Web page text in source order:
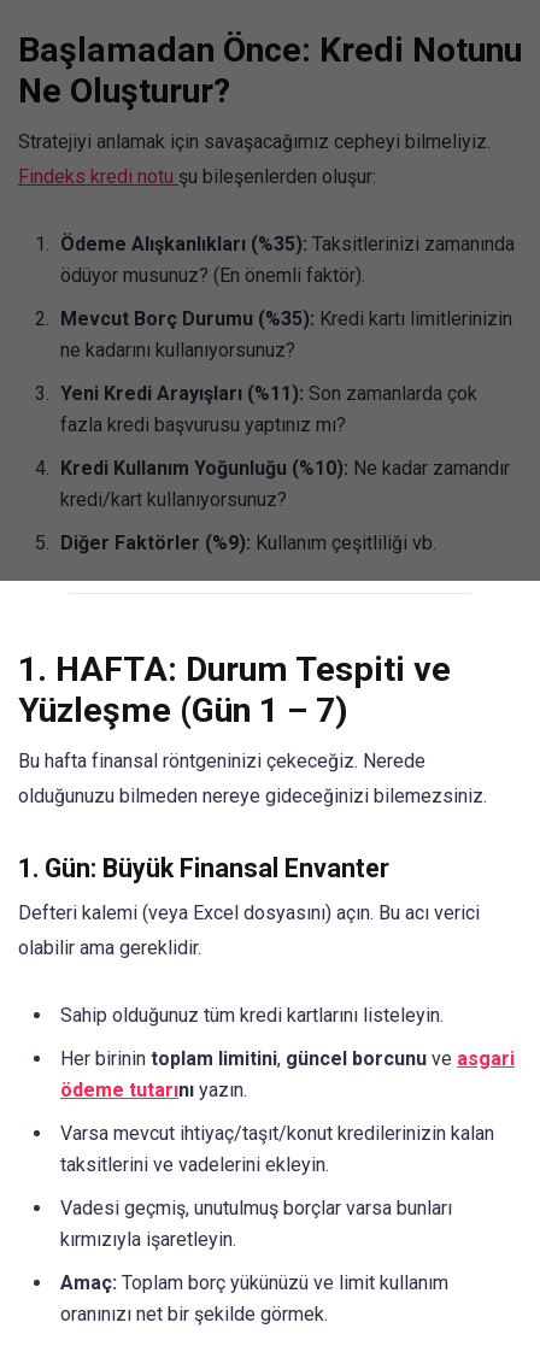
Başlamadan Önce: Kredi Notunu
Ne Oluşturur?
Stratejiyi anlamak için savaşacağımız cepheyi bilmeliyiz.
Findeks kredi notu şu bileşenlerden oluşur:
Ödeme Alışkanlıkları (%35): Taksitlerinizi zamanında
ödüyor musunuz? (En önemli faktör).
Mevcut Borç Durumu (%35): Kredi kartı limitlerinizin
ne kadarını kullanıyorsunuz?
Yeni Kredi Arayışları (%11): Son zamanlarda çok
fazla kredi başvurusu yaptınız mı?
Kredi Kullanım Yoğunluğu (%10): Ne kadar zamandır
kredi/kart kullanıyorsunuz?
Diğer Faktörler (%9): Kullanım çeşitliliği vb.
1. HAFTA: Durum Tespiti ve
Yüzleşme (Gün 1 – 7)
Bu hafta finansal röntgeninizi çekeceğiz. Nerede
olduğunuzu bilmeden nereye gideceğinizi bilemezsiniz.
1. Gün: Büyük Finansal Envanter
Defteri kalemi (veya Excel dosyasını) açın. Bu acı verici
olabilir ama gereklidir.
Sahip olduğunuz tüm kredi kartlarını listeleyin.
Her birinin toplam limitini, güncel borcunu ve asgari
ödeme tutarını yazın.
Varsa mevcut ihtiyaç/taşıt/konut kredilerinizin kalan
taksitlerini ve vadelerini ekleyin.
Vadesi geçmiş, unutulmuş borçlar varsa bunları
kırmızıyla işaretleyin.
Amaç: Toplam borç yükünüzü ve limit kullanım
oranınızı net bir şekilde görmek.